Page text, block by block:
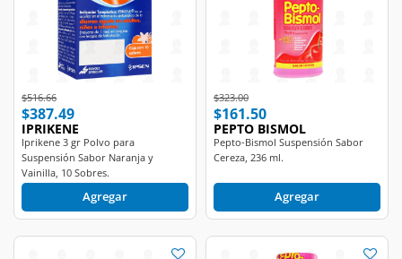
Price reduced from
$516.66to
$387.49
IPRIKENE
Iprikene 3 gr Polvo para
Suspensión Sabor Naranja y
Vainilla, 10 Sobres.
Agregar
Price reduced from
$323.00to
$161.50
PEPTO BISMOL
Pepto-Bismol Suspensión Sabor
Cereza, 236 ml.
Agregar